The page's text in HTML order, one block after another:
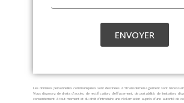
ENVOYER
Les données personnelles communiquées sont destinées à Stransdemenagement sont
Vous disposez de droits d’accès, de rectification, d’effacement, de portabilité, de limitation,
consentement à tout moment et du droit d’introduire une réclamation auprès d’une autorité de